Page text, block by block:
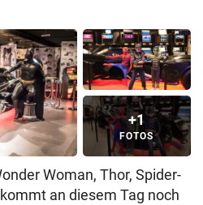
+1
FOTOS
Woman, Thor, Spider-
an diesem Tag noch